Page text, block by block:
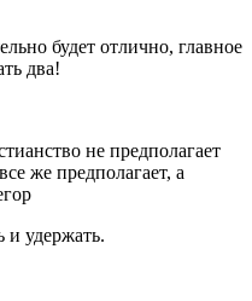
будет отлично, главное
два!
не предполагает
же предполагает, а
и удержать.